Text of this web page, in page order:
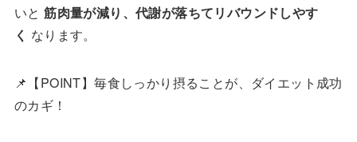
いと筋肉量が減り、代謝が落ちてリバウンドしやす
く なります。
📌【POINT】毎食しっかり摂ることが、ダイエット成功
のカギ！